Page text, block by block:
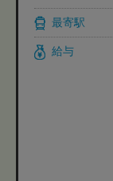
最寄駅
給与